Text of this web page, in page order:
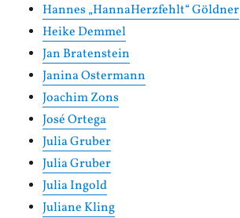
Hannes „HannaHerzfehlt“ Göldner
Heike Demmel
Jan Bratenstein
Janina Ostermann
Joachim Zons
José Ortega
Julia Gruber
Julia Gruber
Julia Ingold
Juliane Kling